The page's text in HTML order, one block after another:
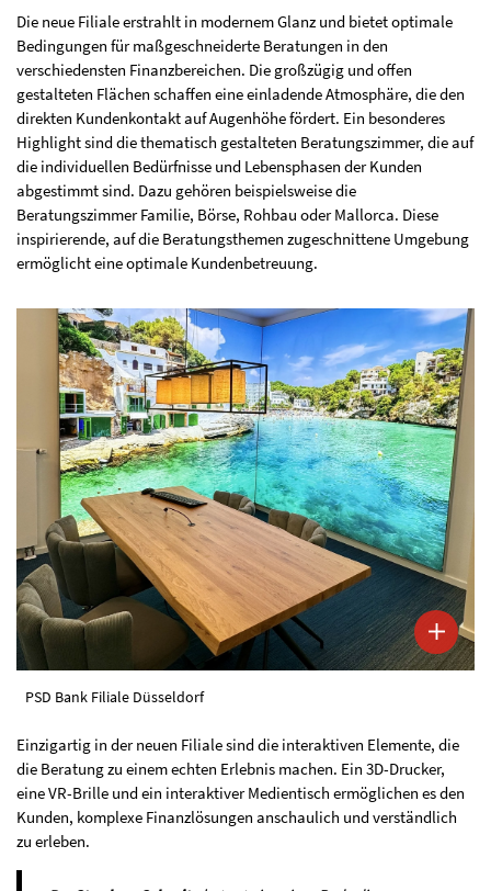
Die neue Filiale erstrahlt in modernem Glanz und bietet optimale
Bedingungen für maßgeschneiderte Beratungen in den
verschiedensten Finanzbereichen. Die großzügig und offen
gestalteten Flächen schaffen eine einladende Atmosphäre, die den
direkten Kundenkontakt auf Augenhöhe fördert. Ein besonderes
Highlight sind die thematisch gestalteten Beratungszimmer, die auf
die individuellen Bedürfnisse und Lebensphasen der Kunden
abgestimmt sind. Dazu gehören beispielsweise die
Beratungszimmer Familie, Börse, Rohbau oder Mallorca. Diese
inspirierende, auf die Beratungsthemen zugeschnittene Umgebung
ermöglicht eine optimale Kundenbetreuung.
PSD Bank Filiale Düsseldorf
Einzigartig in der neuen Filiale sind die interaktiven Elemente, die
die Beratung zu einem echten Erlebnis machen. Ein 3D-Drucker,
eine VR-Brille und ein interaktiver Medientisch ermöglichen es den
Kunden, komplexe Finanzlösungen anschaulich und verständlich
zu erleben.